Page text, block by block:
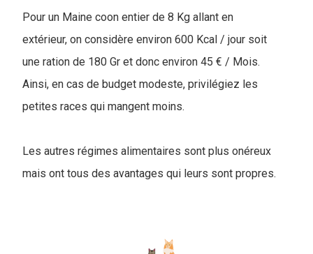
Pour un Maine coon entier de 8 Kg allant en
extérieur, on considère environ 600 Kcal / jour soit
une ration de 180 Gr et donc environ 45 € / Mois.
Ainsi, en cas de budget modeste, privilégiez les
petites races qui mangent moins.
Les autres régimes alimentaires sont plus onéreux
mais ont tous des avantages qui leurs sont propres.